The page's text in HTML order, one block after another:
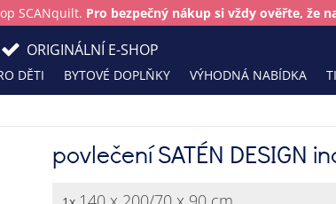
SCANquilt. Pro bezpečný nákup si vždy ověřte, že
DĚTI BYTOVÉ DOPLŇKY VÝHODNÁ NABÍDKA
ORIGINÁLNÍ E-SHOP
povlečení SATÉN DESIGN